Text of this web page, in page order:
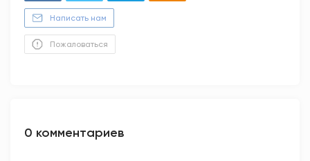
Написать нам
Пожаловаться
0 комментариев